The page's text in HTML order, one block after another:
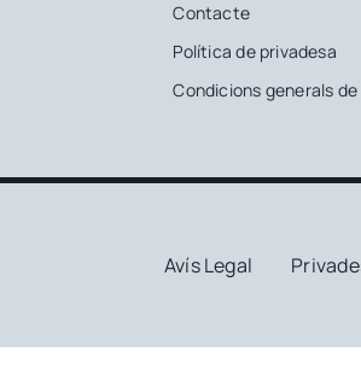
Contacte
Política de privadesa
Condicions generals de
Avís Legal